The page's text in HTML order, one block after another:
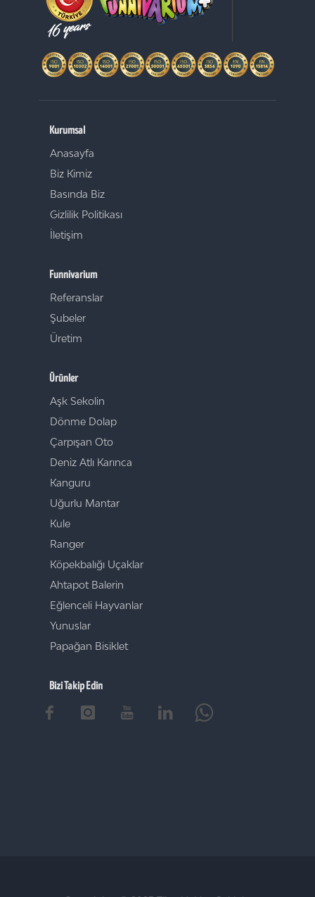
Kurumsal
Anasayfa
Biz Kimiz
Basında Biz
Gizlilik Politikası
İletişim
Funnivarium
Referanslar
Şubeler
Üretim
Ürünler
Aşk Sekolin
Dönme Dolap
Çarpışan Oto
Deniz Atlı Karınca
Kanguru
Uğurlu Mantar
Kule
Ranger
Köpekbalığı Uçaklar
Ahtapot Balerin
Eğlenceli Hayvanlar
Yunuslar
Papağan Bisiklet
Bizi Takip Edin